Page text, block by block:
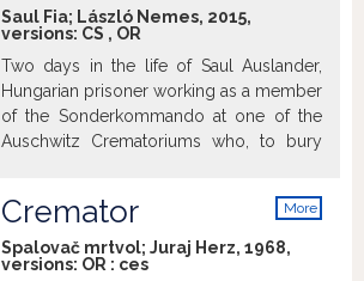
Saul Fia; László Nemes, 2015,
versions: CS , OR
Two days in the life of Saul Auslander,
Hungarian prisoner working as a member
of the Sonderkommando at one of the
Auschwitz Crematoriums who, to bury
salvage the body and find a rabbi to bury
it. While the Sonderkommando is to be
liquidated at any moment, Saul turns
More
Cremator
Spalovač mrtvol; Juraj Herz, 1968,
versions: OR : ces